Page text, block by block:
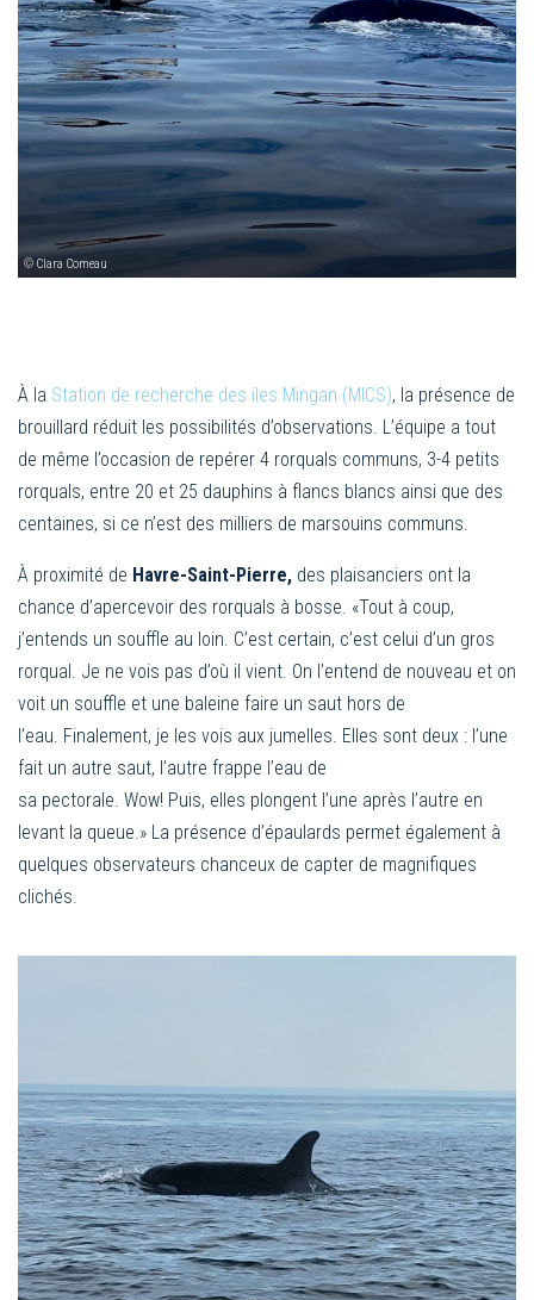
© Clara Comeau
À la Station de recherche des iles Mingan (MICS), la présence de
brouillard réduit les possibilités d’observations. L’équipe a tout
de même l’occasion de repérer 4 rorquals communs, 3-4 petits
rorquals, entre 20 et 25 dauphins à flancs blancs ainsi que des
centaines, si ce n’est des milliers de marsouins communs.
À proximité de Havre-Saint-Pierre, des plaisanciers ont la
chance d’apercevoir des rorquals à bosse. «Tout à coup,
j’entends un souffle au loin. C’est certain, c’est celui d’un gros
rorqual. Je ne vois pas d’où il vient. On l’entend de nouveau et on
voit un souffle et une baleine faire un saut hors de
l’eau. Finalement, je les vois aux jumelles. Elles sont deux : l’une
fait un autre saut, l’autre frappe l’eau de
sa pectorale. Wow! Puis, elles plongent l’une après l’autre en
levant la queue.» La présence d’épaulards permet également à
quelques observateurs chanceux de capter de magnifiques
clichés.